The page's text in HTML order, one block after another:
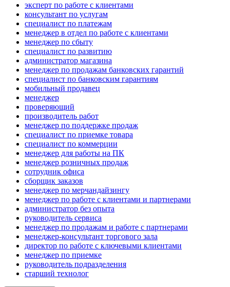
эксперт по работе с клиентами
консультант по услугам
специалист по платежам
менеджер в отдел по работе с клиентами
менеджер по сбыту
специалист по развитию
администратор магазина
менеджер по продажам банковских гарантий
специалист по банковским гарантиям
мобильный продавец
менеджер
проверяющий
производитель работ
менеджер по поддержке продаж
специалист по приемке товара
специалист по коммерции
менеджер для работы на ПК
менеджер розничных продаж
сотрудник офиса
сборщик заказов
менеджер по мерчандайзингу
менеджер по работе с клиентами и партнерами
администратор без опыта
руководитель сервиса
менеджер по продажам и работе с партнерами
менеджер-консультант торгового зала
директор по работе с ключевыми клиентами
менеджер по приемке
руководитель подразделения
старший технолог